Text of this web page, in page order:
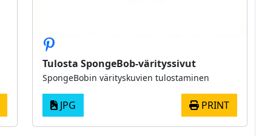
Tulosta SpongeBob-värityssivut
SpongeBobin värityskuvien tulostaminen
JPG PRINT